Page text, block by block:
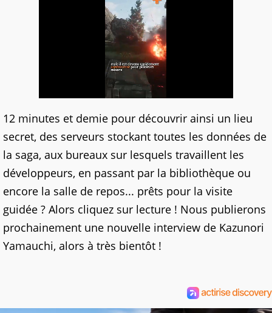
12 minutes et demie pour découvrir ainsi un lieu
secret, des serveurs stockant toutes les données de
la saga, aux bureaux sur lesquels travaillent les
développeurs, en passant par la bibliothèque ou
encore la salle de repos... prêts pour la visite
guidée ? Alors cliquez sur lecture ! Nous publierons
prochainement une nouvelle interview de Kazunori
Yamauchi, alors à très bientôt !